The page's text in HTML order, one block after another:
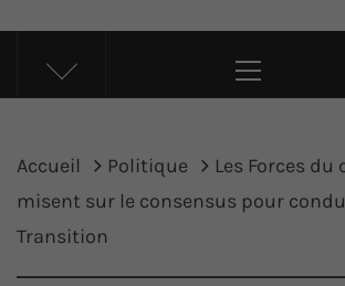
UP ACTU
L’actualité d’ici et
principal
Accueil Politique
Les Forces
misent sur le consensus pour
Transition